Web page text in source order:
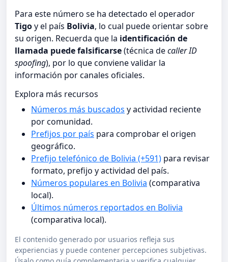
Para este número se ha detectado el operador
Tigoy el país Bolivia, lo cual puede orientar sobre
su origen. Recuerda que la identificación de
llamada puede falsificarse(técnica decaller ID
spoofing), por lo que conviene validar la
información por canales oficiales.
Explora más recursos
Números más buscados y actividad reciente
por comunidad.
Prefijos por país para comprobar el origen
geográfico.
Prefijo telefónico de Bolivia (+591) para revisar
formato, prefijo y actividad del país.
Números populares en Bolivia (comparativa
local).
Últimos números reportados en Bolivia
(comparativa local).
El contenido generado por usuarios refleja sus
experiencias y puede contener percepciones subjetivas.